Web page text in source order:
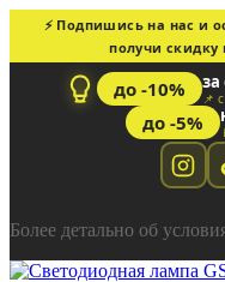
⚡ Подпишись на нас и
получи скидку
до -10% за
📌
до -5%
Более детально об